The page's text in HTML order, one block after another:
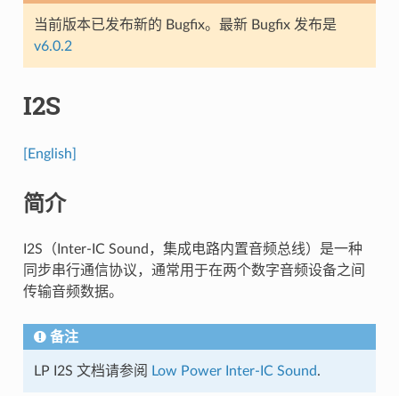
当前版本已发布新的 Bugfix。最新 Bugfix 发布是
v6.0.2
I2S
[English]
简介
I2S（Inter-IC Sound，集成电路内置音频总线）是一种
同步串行通信协议，通常用于在两个数字音频设备之间
传输音频数据。
备注
LP I2S 文档请参阅 Low Power Inter-IC Sound.